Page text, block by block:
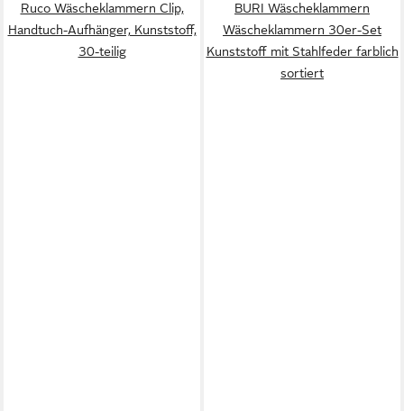
Ruco Wäscheklammern Clip,
Handtuch-Aufhänger, Kunststoff,
30-teilig
BURI Wäscheklammern
Wäscheklammern 30er-Set
Kunststoff mit Stahlfeder farblich
sortiert